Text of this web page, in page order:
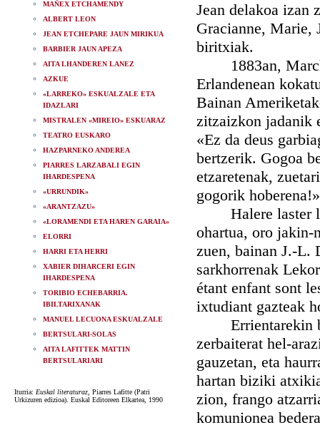
MAÑEX ETCHAMENDY
ALBERT LEON
JEAN ETCHEPARE JAUN MIRIKUA
BARBIER JAUN APEZA
AITA LHANDEREN LANEZ
AZKUE
«LARREKO» ESKUALZALE ETA
IDAZLARI
MISTRALEN «MIREIO» ESKUARAZ
TEATRO EUSKARO
HAZPARNEKO ANDEREA
PIARRES LARZABALI EGIN
IHARDESPENA
«URRUNDIK»
«ARANTZAZU»
«LORAMENDI ETA HAREN GARAIA»
ELORRI
HARRI ETA HERRI
XABIER DIHARCERI EGIN
IHARDESPENA
TORIBIO ECHEBARRIA.
IBILTARIXANAK
MANUEL LECUONA ESKUALZALE
BERTSULARI-SOLAS
AITA LAFITTEK MATTIN
BERTSULARIARI
Iturria: Euskal literaturaz , Piarres Lafitte (Patri
Urkizuren edizioa). Euskal Editoreen Elkartea, 1990
Jean delakoa izan
Gracianne, Marie,
biritxiak.
1883an,
Erlandenean
Bainan
zitzaizkon jadanik
«Ez da deus
bertzerik. Gogoa
etzaretenak,
gogorik
Halere laster
ohartua, oro jakin-
zuen, bainan J.-L.
sarkhorrenak
étant enfant sont
ixtudiant gazteak
Errientarekin
zerbaiterat hel-
gauzetan, eta
hartan biziki
zion, frango
komunionea